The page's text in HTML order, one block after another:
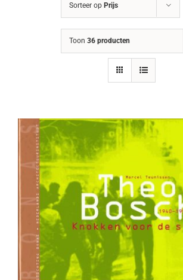
Sorteer op Prijs
Toon 36 producten